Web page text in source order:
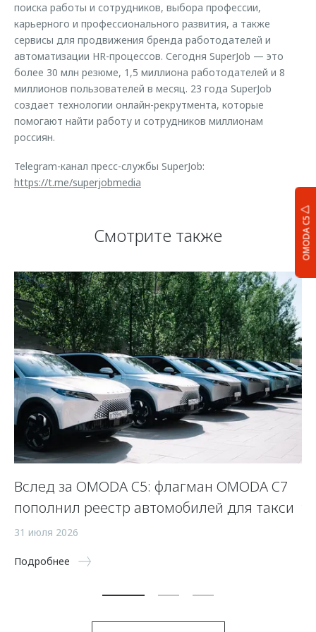
OMODA C5
поиска работы и сотрудников, выбора профессии,
карьерного и профессионального развития, а также
сервисы для продвижения бренда работодателей и
автоматизации HR-процессов. Сегодня SuperJob — это
более 30 млн резюме, 1,5 миллиона работодателей и 8
миллионов пользователей в месяц. 23 года SuperJob
создает технологии онлайн-рекрутмента, которые
помогают найти работу и сотрудников миллионам
россиян.
Telegram-канал пресс-службы SuperJob:
https://t.me/superjobmedia
Смотрите также
Вслед за OMODA C5: флагман OMODA C7
пополнил реестр автомобилей для такси
31 июля 2026
Подробнее